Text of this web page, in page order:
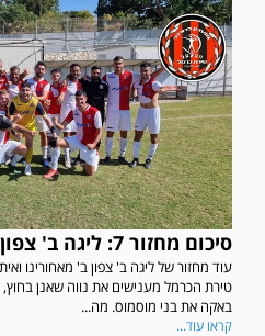
סיכום מחזור 7: ליגה ב' צפון ב'
עוד מחזור של ליגה ב' צפון ב' מאחורינו
טירת הכרמל מענישים את נווה שאנן
באקה את בני מוסמוס. מה...
קראו עוד...
במשחק אימון שהתקיים הבוקר יום ה' ניצחה